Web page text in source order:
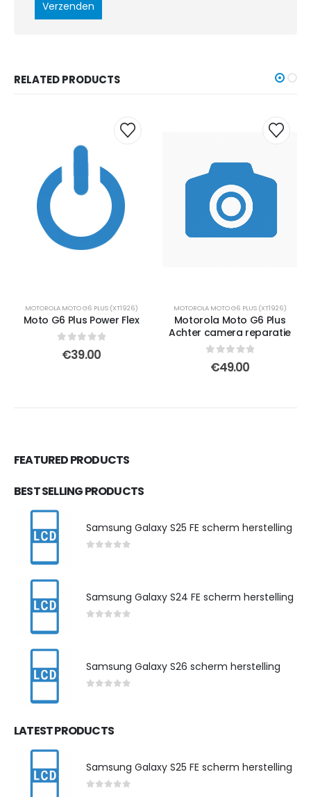
RELATED PRODUCTS
MOTOROLA MOTO G6 PLUS (XT1926)
Moto G6 Plus Power Flex
out of 5
€39.00
MOTOROLA MOTO G6 PLUS (XT1926)
Motorola Moto G6 Plus
Achter camera reparatie
out of 5
€49.00
FEATURED PRODUCTS
BEST SELLING PRODUCTS
Samsung Galaxy S25 FE scherm herstelling
Samsung Galaxy S24 FE scherm herstelling
Samsung Galaxy S26 scherm herstelling
LATEST PRODUCTS
Samsung Galaxy S25 FE scherm herstelling